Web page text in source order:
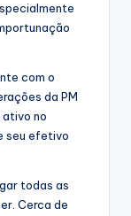
com o
da PM
ativo no
seu efetivo
todas as
Cerca de